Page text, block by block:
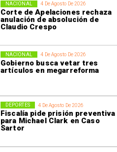
4 De Agosto De 2026
Corte de Apelaciones rechaza
anulación de absolución de
Claudio Crespo
NACIONAL
4 De Agosto De 2026
Gobierno busca vetar tres
artículos en megarreforma
NACIONAL
4 De Agosto De 2026
Fiscalía pide prisión preventiva
para Michael Clark en Caso
Sartor
DEPORTES